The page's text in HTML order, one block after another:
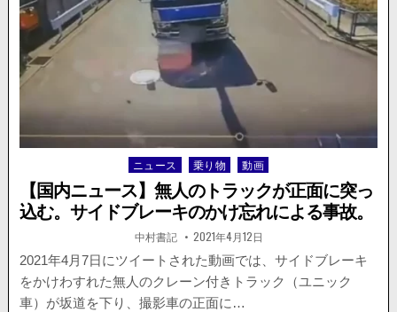
Posted
in
ニュース 乗り物 動画
【国内ニュース】無人のトラックが正面に突っ
込む。サイドブレーキのかけ忘れによる事故。
著
者:
中村書記 掲
載
日：
2021年4月12日
2021年4月7日にツイートされた動画では、サイドブレーキ
をかけわすれた無人のクレーン付きトラック（ユニック
車）が坂道を下り、撮影車の正面に…